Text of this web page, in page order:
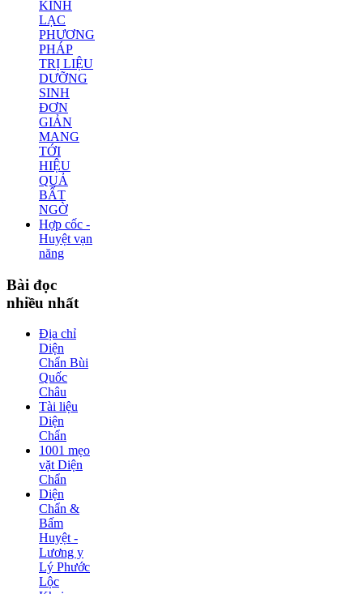
KINH
LẠC
PHƯƠNG
PHÁP
TRỊ LIỆU
DƯỠNG
SINH
ĐƠN
GIẢN
MANG
TỚI
HIỆU
QUẢ
BẤT
NGỜ
Hợp cốc -
Huyệt vạn
năng
Bài đọc
nhiều nhất
Địa chỉ
Diện
Chẩn Bùi
Quốc
Châu
Tài liệu
Diện
Chẩn
1001 mẹo
vặt Diện
Chẩn
Diện
Chẩn &
Bấm
Huyệt -
Lương y
Lý Phước
Lộc